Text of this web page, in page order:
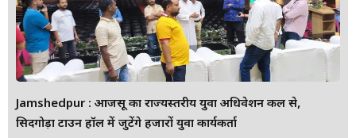
Jamshedpur : आजसू का राज्यस्तरीय युवा अधिवेशन कल से,
सिदगोड़ा टाउन हॉल में जुटेंगे हजारों युवा कार्यकर्ता